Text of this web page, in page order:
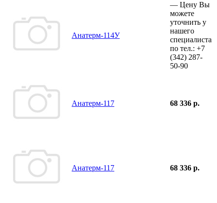
Анатерм-114У
— Цену Вы
можете
уточнить у
нашего
специалиста
по тел.: +7
(342) 287-
50-90
Анатерм-117 68 336 р.
Анатерм-117 68 336 р.